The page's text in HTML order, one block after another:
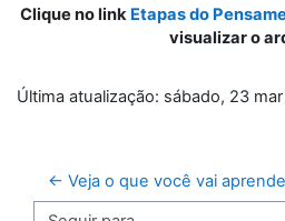
Clique no link Etapas do
visualizar o
Última atualização: sábado, 23
← Veja o que você vai